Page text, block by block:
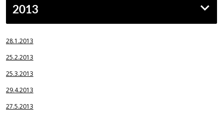
2013
28.1.2013
25.2.2013
25.3.2013
29.4.2013
27.5.2013